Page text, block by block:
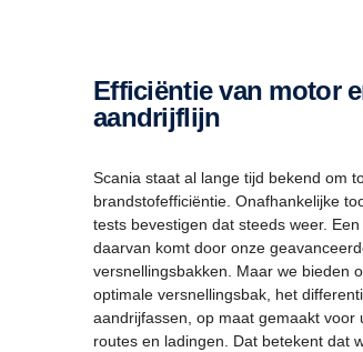
Efficiëntie van motor en
aandrijflijn
Scania staat al lange tijd bekend om
brandstofefficiëntie. Onafhankelijke
tests bevestigen dat steeds weer.
daarvan komt door onze
versnellingsbakken. Maar we bieden
optimale versnellingsbak, het
aandrijfassen, op maat gemaakt voor
routes en ladingen. Dat betekent dat